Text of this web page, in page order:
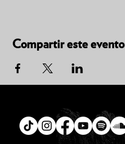
Compartir este evento